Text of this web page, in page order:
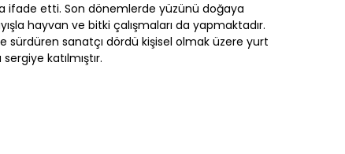
ifade etti. Son dönemlerde yüzünü doğaya
hayvan ve bitki çalışmaları da yapmaktadır.
sürdüren sanatçı dördü kişisel olmak üzere yurt
katılmıştır.